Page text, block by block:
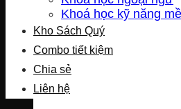
Khoá học kỹ năng
Kho Sách Quý
Combo tiết kiệm
Chia sẻ
Liên hệ